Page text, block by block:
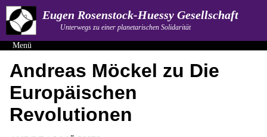
Eugen Rosenstock-Huessy Gesellschaft
Unterwegs zu einer planetarischen Solidarität
Menü
Andreas Möckel zu Die
Europäischen
Revolutionen